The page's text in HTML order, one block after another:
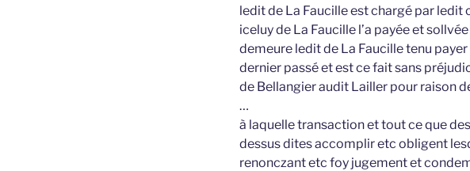
ledit de La Faucille est chargé par
iceluy de La Faucille l’a payée et
demeure ledit de La Faucille tenu
dernier passé et est ce fait sans
de Bellangier audit Lailler pour raison
…
à laquelle transaction et tout ce que
dessus dites accomplir etc obligent
renonczant etc foy jugement et